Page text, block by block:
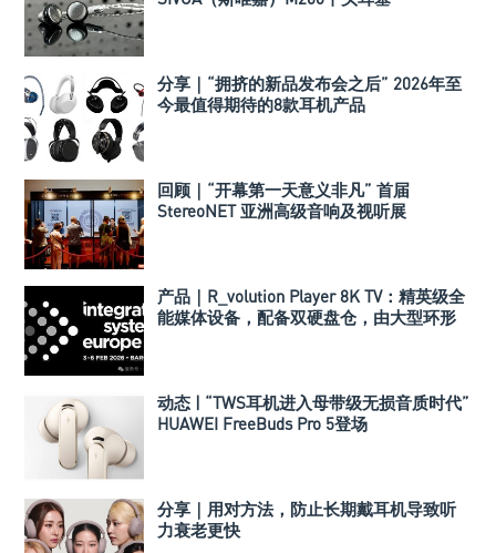
分享｜“拥挤的新品发布会之后” 2026年至
今最值得期待的8款耳机产品
回顾｜“开幕第一天意义非凡” 首届
StereoNET 亚洲高级音响及视听展
产品｜R_volution Player 8K TV：精英级全
能媒体设备，配备双硬盘仓，由大型环形
动态 | “TWS耳机进入母带级无损音质时代”
HUAWEI FreeBuds Pro 5登场
分享｜用对方法，防止长期戴耳机导致听
力衰老更快